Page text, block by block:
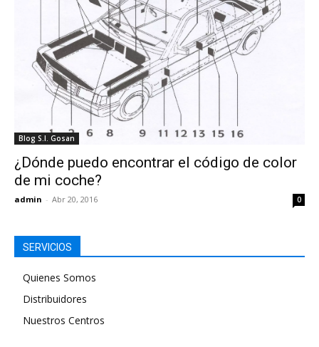
Blog S.I. Gosan
¿Dónde puedo encontrar el código de color
de mi coche?
admin - Abr 20, 2016 0
SERVICIOS
Quienes Somos
Distribuidores
Nuestros Centros